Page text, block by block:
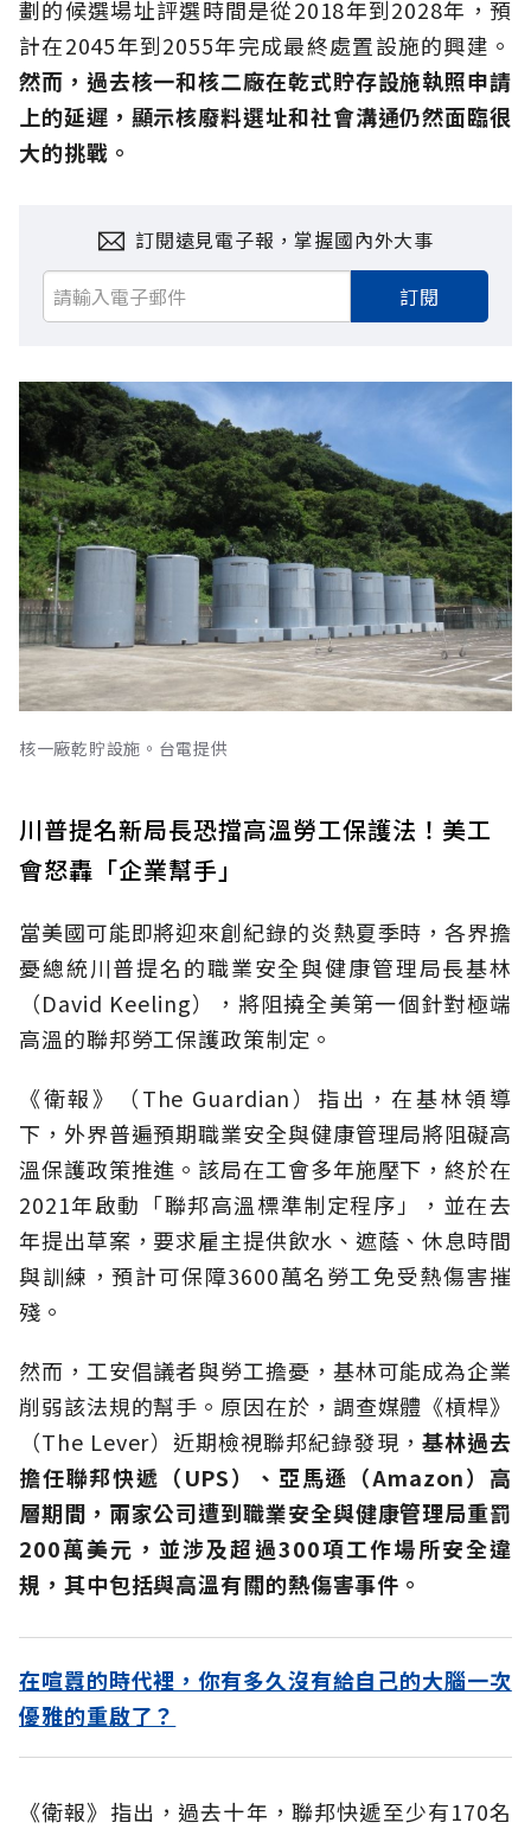
劃的候選場址評選時間是從2018年到2028年，預
計在2045年到2055年完成最終處置設施的興建。
然而，過去核一和核二廠在乾式貯存設施執照申請
上的延遲，顯示核廢料選址和社會溝通仍然面臨很
大的挑戰。
訂閱遠見電子報，掌握國內外大事
訂閱
核一廠乾貯設施。台電提供
川普提名新局長恐擋高溫勞工保護法！美工
會怒轟「企業幫手」
當美國可能即將迎來創紀錄的炎熱夏季時，各界擔
憂總統川普提名的職業安全與健康管理局長基林
（David Keeling），將阻撓全美第一個針對極端
高溫的聯邦勞工保護政策制定。
《衛報》（The Guardian）指出，在基林領導
下，外界普遍預期職業安全與健康管理局將阻礙高
溫保護政策推進。該局在工會多年施壓下，終於在
2021年啟動「聯邦高溫標準制定程序」，並在去
年提出草案，要求雇主提供飲水、遮蔭、休息時間
與訓練，預計可保障3600萬名勞工免受熱傷害摧
殘。
然而，工安倡議者與勞工擔憂，基林可能成為企業
削弱該法規的幫手。原因在於，調查媒體《槓桿》
（The Lever）近期檢視聯邦紀錄發現， 基林過去
擔任聯邦快遞（UPS）、亞馬遜（Amazon）高
層期間，兩家公司遭到職業安全與健康管理局重罰
200萬美元，並涉及超過300項工作場所安全違
規，其中包括與高溫有關的熱傷害事件。
在喧囂的時代裡，你有多久沒有給自己的大腦一次
優雅的重啟了？
《衛報》指出，過去十年，聯邦快遞至少有170名